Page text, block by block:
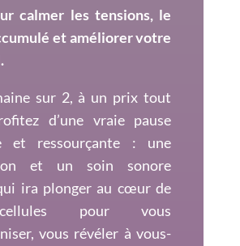
calmer les tensions, le
et améliorer votre
sur 2, à un prix tout
d’une vraie pause
et ressourçante : une
et un soin sonore
ira plonger au cœur de
pour vous
vous révéler à vous-